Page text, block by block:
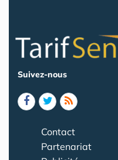
Suivez-nous
Contact
Partenariat